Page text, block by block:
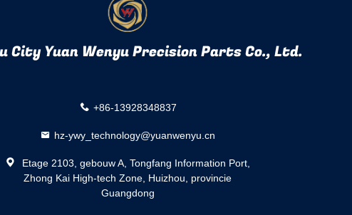
City Yuan Wenyu Precision Parts Co., Ltd.
+86-13928348837
hz-ywy_technology@yuanwenyu.cn
Etage 2103, gebouw A, Tongfang Information Port,
Zhong Kai High-tech Zone, Huizhou, provincie
Guangdong